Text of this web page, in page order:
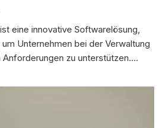
eine innovative Softwarelösung,
Unternehmen bei der Verwaltung
zu unterstützen.…